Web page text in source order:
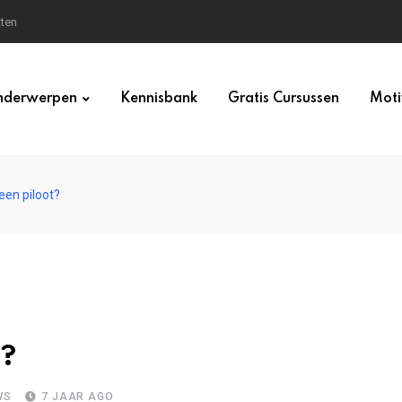
Kennisbank Gratis Cursussen
piloot?
7 JAAR AGO